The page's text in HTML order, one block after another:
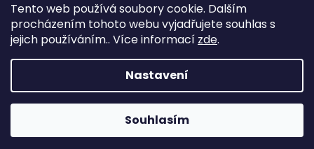
Tento web používá soubory cookie. Dalším
procházením tohoto webu vyjadřujete souhlas s
jejich používáním.. Více informací zde.
Nastavení
Souhlasím
Vytvořil Shoptet
Zlatavelryba.cz. Všechna práva vyhrazena.